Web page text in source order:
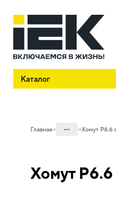
Каталог
Главная ...
08. Изделия
инструменты
Хомут P6.6
Хомут